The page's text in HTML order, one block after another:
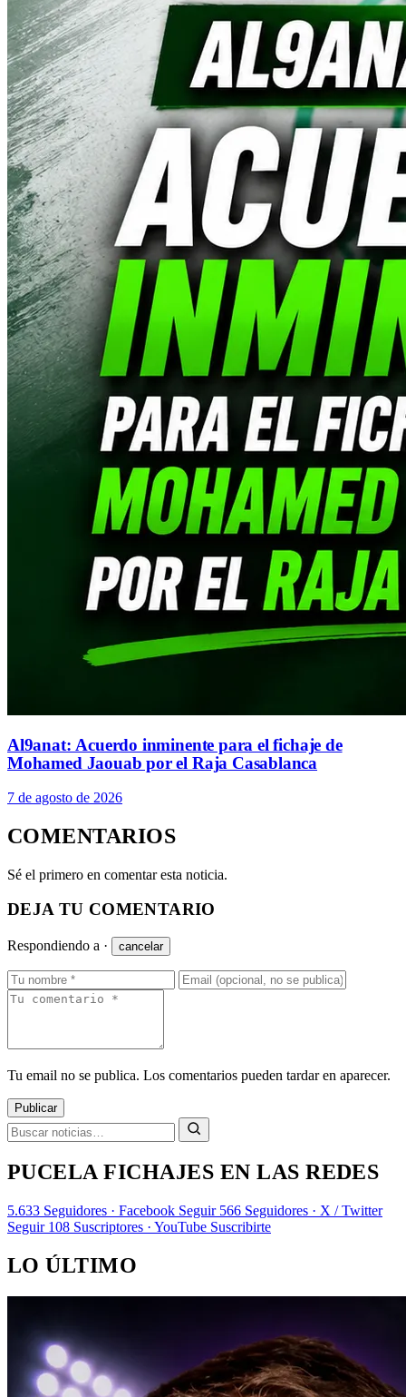
Al9anat: Acuerdo inminente para el fichaje de
Mohamed Jaouab por el Raja Casablanca
7 de agosto de 2026
COMENTARIOS
Sé el primero en comentar esta noticia.
DEJA TU COMENTARIO
Respondiendo a · cancelar
Tu email no se publica. Los comentarios pueden tardar en aparecer.
Publicar
PUCELA FICHAJES EN LAS REDES
5.633 Seguidores · Facebook Seguir 566 Seguidores · X / Twitter
Seguir 108 Suscriptores · YouTube Suscribirte
LO ÚLTIMO